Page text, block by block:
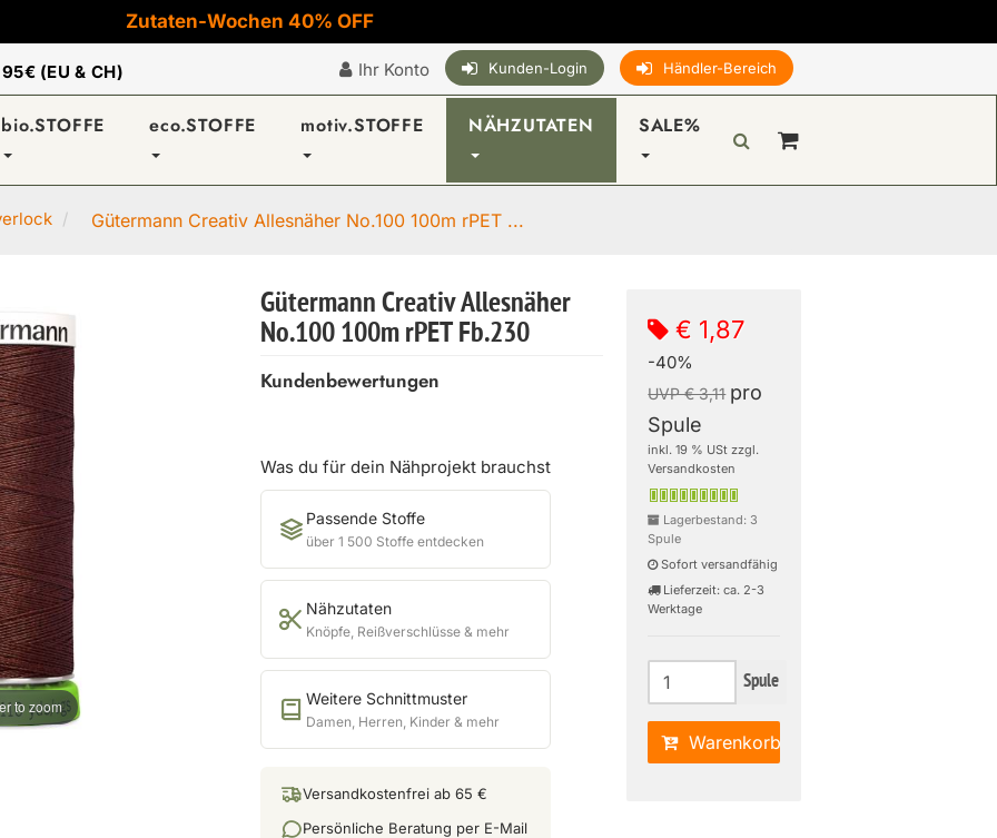
Zutaten-Wochen 40% OFF
95€ (EU & CH) Ihr Konto Kunden-Login Händler-Bereich
bio.STOFFE eco.STOFFE motiv.STOFFE NÄHZUTATEN SALE%
Gütermann Creativ Allesnäher No.100 100m rPET ...
to zoom
Gütermann Creativ Allesnäher
No.100 100m rPET Fb.230
Kundenbewertungen
Was du für dein Nähprojekt brauchst
Passende Stoffe
über 1 500 Stoffe entdecken
Nähzutaten
Knöpfe, Reißverschlüsse & mehr
Weitere Schnittmuster
Damen, Herren, Kinder & mehr
Versandkostenfrei ab 65 €
Persönliche Beratung per E-Mail
€ 1,87
-40%
UVP € 3,11 pro
Spule
inkl. 19 % USt zzgl.
Versandkosten
Lagerbestand: 3
Spule
Sofort versandfähig
Lieferzeit: ca. 2-3
Werktage
Spule
Warenkorb